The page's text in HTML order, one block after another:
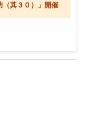
（其３０）」開催